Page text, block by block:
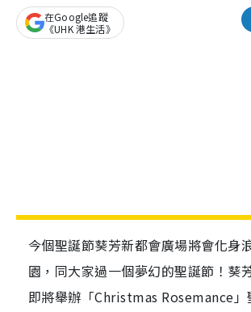
在Google追蹤
《UHK 港生活》
今個聖誕節葵芳新都會廣場將會化身
園，同大家過一個夢幻的聖誕節！葵
即將舉辦「Christmas Rosemance」